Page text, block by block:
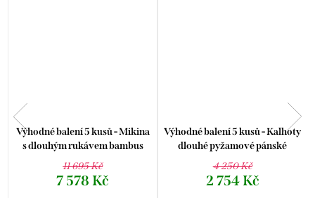
Výhodné balení 5 kusů - Mikina
s dlouhým rukávem bambus
99008P
11 695 Kč
7 578 Kč
Výhodné balení 5 kusů - Kalhoty
dlouhé pyžamové pánské
79201P
4 250 Kč
2 754 Kč